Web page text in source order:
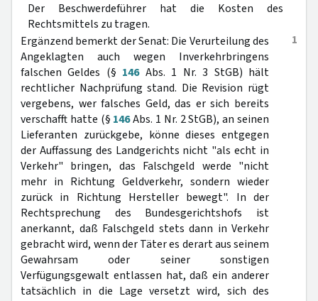
Der Beschwerdeführer hat die Kosten des
Rechtsmittels zu tragen.
1
Ergänzend bemerkt der Senat: Die Verurteilung des
Angeklagten auch wegen Inverkehrbringens
falschen Geldes (§ 146Abs. 1 Nr. 3 StGB) hält
rechtlicher Nachprüfung stand. Die Revision rügt
vergebens, wer falsches Geld, das er sich bereits
verschafft hatte (§ 146Abs. 1 Nr. 2 StGB), an seinen
Lieferanten zurückgebe, könne dieses entgegen
der Auffassung des Landgerichts nicht "als echt in
Verkehr" bringen, das Falschgeld werde "nicht
mehr in Richtung Geldverkehr, sondern wieder
zurück in Richtung Hersteller bewegt". In der
Rechtsprechung des Bundesgerichtshofs ist
anerkannt, daß Falschgeld stets dann in Verkehr
gebracht wird, wenn der Täter es derart aus seinem
Gewahrsam oder seiner sonstigen
Verfügungsgewalt entlassen hat, daß ein anderer
tatsächlich in die Lage versetzt wird, sich des